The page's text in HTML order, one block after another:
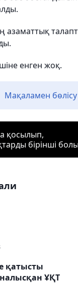
азаматтық
енген жоқ.
Мақаламен бөлісу
қосылып,
бірінші
қатысты
ҰҚТ